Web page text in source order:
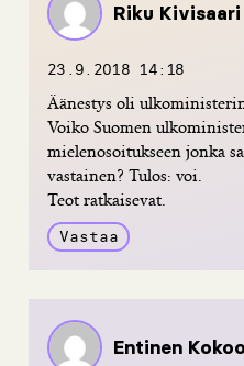
Riku Kivisaari
23.9.2018 14:18
Äänestys oli
Voiko Suomen
mielenosoitukseen jonka
vastainen? Tulos: voi.
Teot ratkaisevat.
Vastaa
Entinen